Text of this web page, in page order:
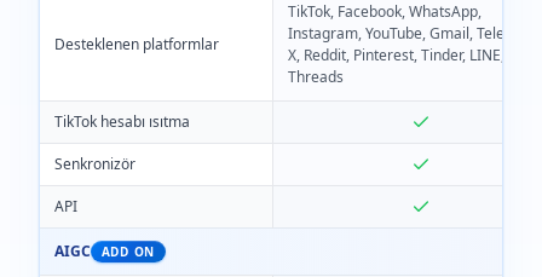
Desteklenen platformlar
TikTok, Facebook, WhatsApp,
Instagram, YouTube, Gmail,
X, Reddit, Pinterest, Tinder, LINE,
Threads
TikTok hesabı ısıtma
Senkronizör
API
AIGC ADD ON